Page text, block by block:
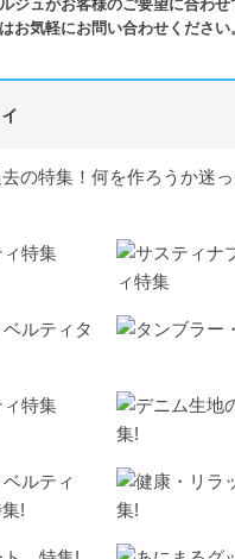
ジュがお客様のご要望に合わ
お気軽にお問い合わせください
の特集！何を作ろうか迷